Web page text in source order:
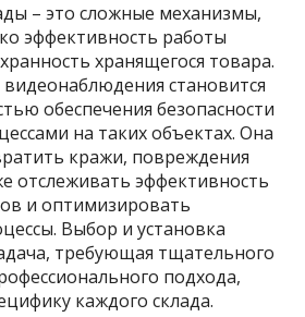
– это сложные механизмы,
эффективность работы
хранящегося товара.
становится
обеспечения безопасности
на таких объектах. Она
кражи, повреждения
отслеживать эффективность
и оптимизировать
Выбор и установка
требующая тщательного
подхода,
каждого склада.